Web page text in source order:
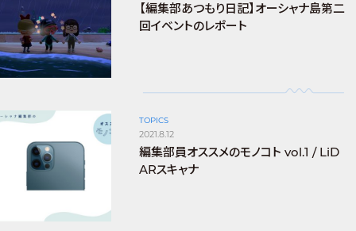
【編集部あつもり日記】オーシャナ島第二
回イベントのレポート
TOPICS
2021.8.12
編集部員オススメのモノコト vol.1 / LiD
ARスキャナ